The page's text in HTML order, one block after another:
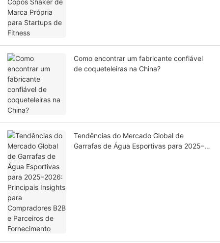
Como encontrar um fabricante confiável
de coqueteleiras na China?
Tendências do Mercado Global de
Garrafas de Água Esportivas para 2025–